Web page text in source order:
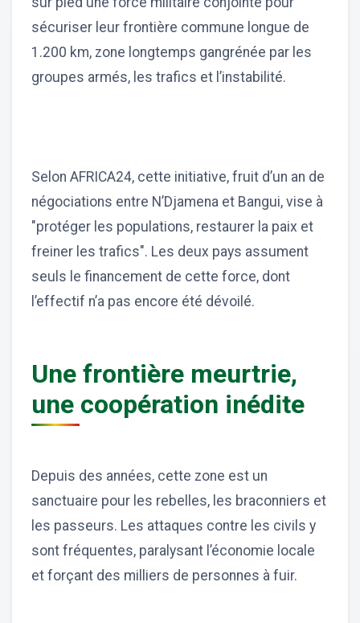
sécuriser leur frontière commune longue de
1.200 km, zone longtemps gangrénée par les
groupes armés, les trafics et l’instabilité.
Selon AFRICA24, cette initiative, fruit d’un an de
négociations entre N’Djamena et Bangui, vise à
"protéger les populations, restaurer la paix et
freiner les trafics". Les deux pays assument
seuls le financement de cette force, dont
l’effectif n’a pas encore été dévoilé.
Une frontière meurtrie,
une coopération inédite
Depuis des années, cette zone est un
sanctuaire pour les rebelles, les braconniers et
les passeurs. Les attaques contre les civils y
sont fréquentes, paralysant l’économie locale
et forçant des milliers de personnes à fuir.